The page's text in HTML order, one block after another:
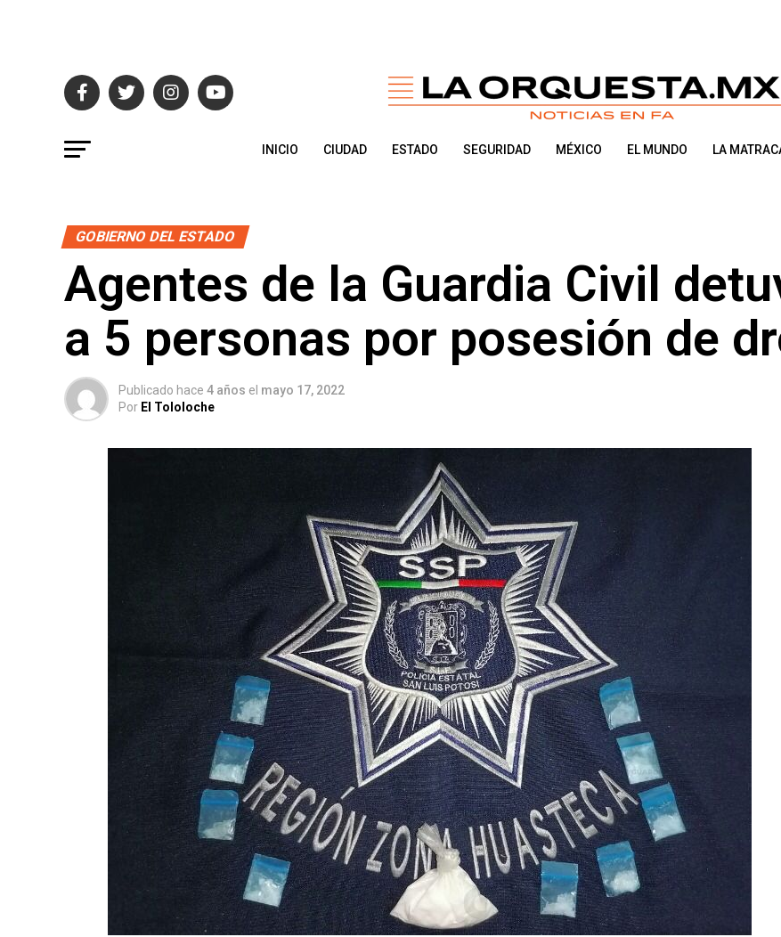
INICIO CIUDAD ESTADO SEGURIDAD MÉXICO EL MUNDO LA
GOBIERNO DEL ESTADO
Agentes de la Guardia Civil
a 5 personas por posesión de
Publicado hace 4 años el mayo 17, 2022
Por El Tololoche